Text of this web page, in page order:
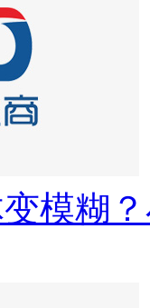
模糊